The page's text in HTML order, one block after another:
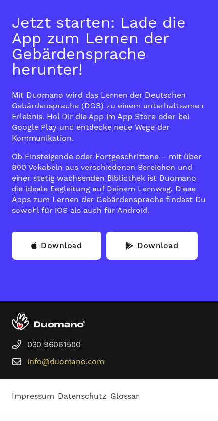
Jetzt starten: Lade die
App zum Lernen der
Gebärdensprache
herunter!
Mit Duomano wird das Lernen der Deutschen
Gebärdensprache (DGS) zu einem unterhaltsamen
Erlebnis. Hol Dir die App im App Store oder bei
Google Play und entdecke neue Wege der
Kommunikation.
Ob Einsteigende oder Fortgeschrittene – mit über
900 Vokabeln aus verschiedenen Bereichen und
einer stetig wachsenden Bibliothek ist Duomano
die ideale Begleitung auf Deinem Lernweg. Diese
Apps zum Lernen der Gebärdensprache findest Du
sowohl für iOS als auch für Android.
Download Download
030 96061500
info@duomano.com
Impressum Datenschutz Glossar